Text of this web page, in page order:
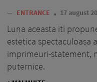
— ENTRANCE 17 august
Luna aceasta iti
estetica spectaculoasa
imprimeuri-statement,
puternice.